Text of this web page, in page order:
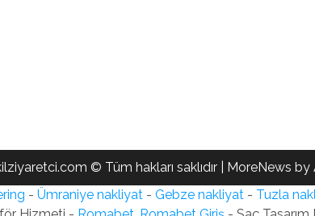
© Tüm hakları saklıdır MoreNews by
- Ümraniye nakliyat - Gebze nakliyat - Tuzla